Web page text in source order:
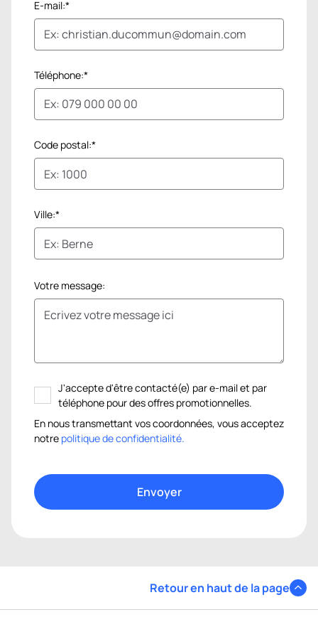
E-mail:*
Téléphone:*
Code postal:*
Ville:*
Votre message:
J'accepte d'être contacté(e) par e-mail et par
téléphone pour des offres promotionnelles.
En nous transmettant vos coordonnées, vous acceptez
notre politique de confidentialité.
Retour en haut de la page